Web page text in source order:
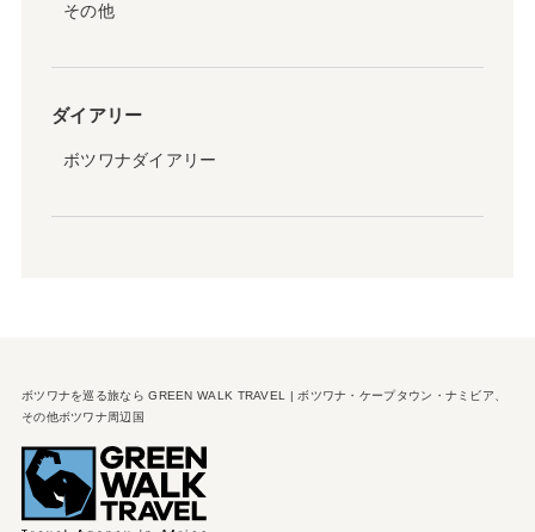
その他
ダイアリー
ボツワナダイアリー
ボツワナを巡る旅なら GREEN WALK TRAVEL | ボツワナ・ケープタウン・ナミビア、
その他ボツワナ周辺国